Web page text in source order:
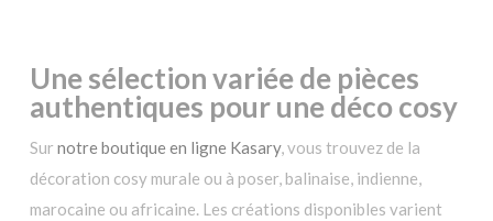
Une sélection variée de pièces
authentiques pour une déco cosy
Sur notre boutique en ligne Kasary, vous trouvez de la
décoration cosy murale ou à poser, balinaise, indienne,
marocaine ou africaine. Les créations disponibles varient